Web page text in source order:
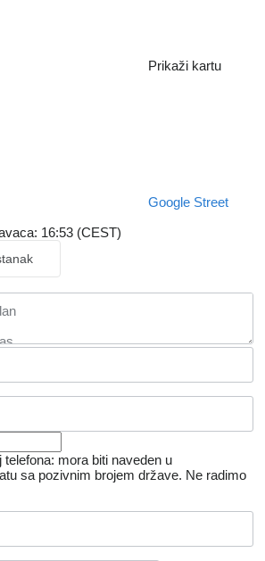
Prikaži kartu
Google Street
16:53 (CEST)
mora biti naveden u
sa pozivnim brojem države. Ne radimo